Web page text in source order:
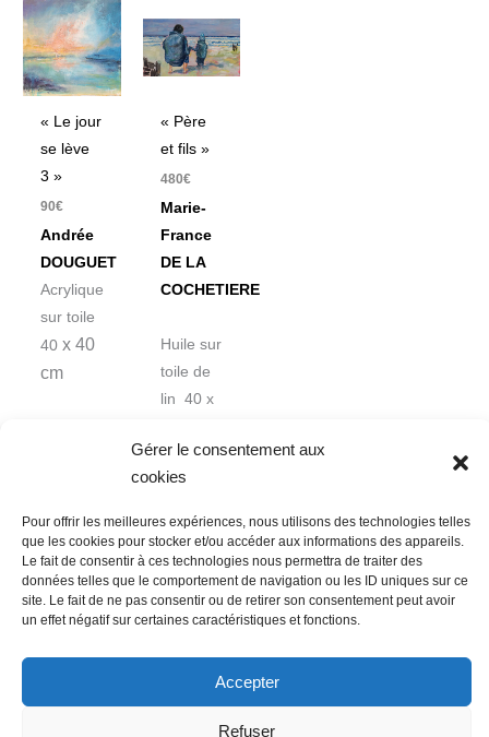
Gérer le consentement aux
cookies
Pour offrir les meilleures expériences, nous utilisons des technologies telles
que les cookies pour stocker et/ou accéder aux informations des appareils.
Le fait de consentir à ces technologies nous permettra de traiter des
données telles que le comportement de navigation ou les ID uniques sur ce
site. Le fait de ne pas consentir ou de retirer son consentement peut avoir
un effet négatif sur certaines caractéristiques et fonctions.
Accepter
Refuser
« Le jour
se lève
3 »
90€
Andrée
DOUGUET
Acrylique
sur toile
40 x 40
cm
« Père
et fils »
480€
Marie-
France
DE LA
COCHETIERE
Huile sur
toile de
lin 40 x
Nous contacter
Conditions Générales de Ventes
Politique de confidentialité
Mentions légales
Mot de passe perdu
Newsletter Politique de cookies (UE)